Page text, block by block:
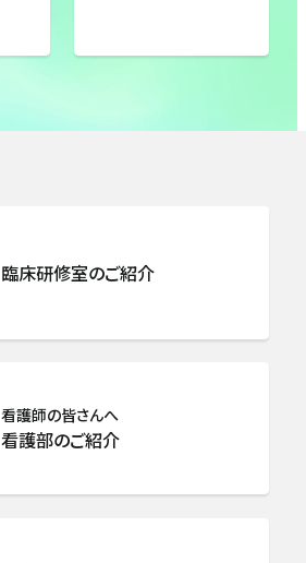
臨床研修室のご紹介
看護師の皆さんへ
看護部のご紹介